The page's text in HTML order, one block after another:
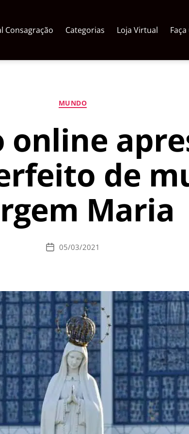
Consagração Categorias Loja Virtual
Categorias
MUNDO
online
de
Maria
Data05/03/2021